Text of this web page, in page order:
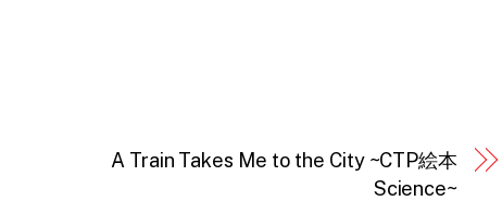
A Train Takes Me to the City ~CTP絵本
Science~